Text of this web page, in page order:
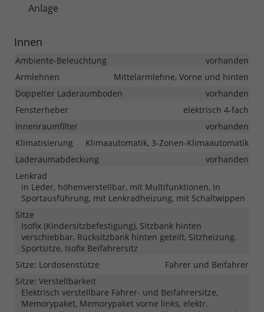
Anlage
Innen
Ambiente-Beleuchtung
vorhanden
Armlehnen
Mittelarmlehne, Vorne und hinten
Doppelter Laderaumboden
vorhanden
Fensterheber
elektrisch 4-fach
Innenraumfilter
vorhanden
Klimatisierung
Klimaautomatik, 3-Zonen-Klimaautomatik
Laderaumabdeckung
vorhanden
Lenkrad
in Leder, höhenverstellbar, mit Multifunktionen, in
Sportausführung, mit Lenkradheizung, mit Schaltwippen
Sitze
Isofix (Kindersitzbefestigung), Sitzbank hinten
verschiebbar, Rücksitzbank hinten geteilt, Sitzheizung,
Sportsitze, Isofix Beifahrersitz
Sitze: Lordosenstütze
Fahrer und Beifahrer
Sitze: Verstellbarkeit
Elektrisch verstellbare Fahrer- und Beifahrersitze,
Memorypaket, Memorypaket vorne links, elektr.